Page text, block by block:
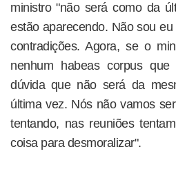
ministro "não será como da
estão aparecendo. Não sou
contradições. Agora, se o
nenhum habeas corpus
dúvida que não será da
última vez. Nós não vamos
tentando, nas reuniões
coisa para desmoralizar".